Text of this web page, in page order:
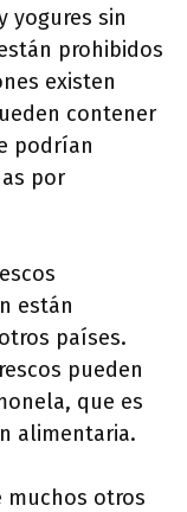
yogures sin
prohibidos
existen
contener
podrían
por
están
países.
pueden
que es
alimentaria.
muchos otros